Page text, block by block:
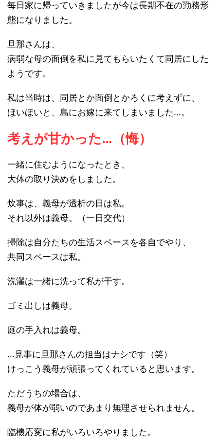
毎日家に帰っていきましたが今は長期不在の勤務形
態になりました。
旦那さんは、
病弱な母の面倒を私に見てもらいたくて同居にした
ようです。
私は当時は、同居とか面倒とかろくに考えずに、
ほいほいと、島にお嫁に来てしまいました…。
考えが甘かった…（悔）
一緒に住むようになったとき、
大体の取り決めをしました。
炊事は、義母が透析の日は私。
それ以外は義母。（一日交代）
掃除は自分たちの生活スペースを各自でやり、
共同スペースは私。
洗濯は一緒に洗って私が干す。
ゴミ出しは義母。
庭の手入れは義母。
…見事に旦那さんの担当はナシです（笑）
けっこう義母が頑張ってくれていると思います。
ただうちの場合は、
義母が体が弱いのであまり無理させられません。
臨機応変に私がいろいろやりました。